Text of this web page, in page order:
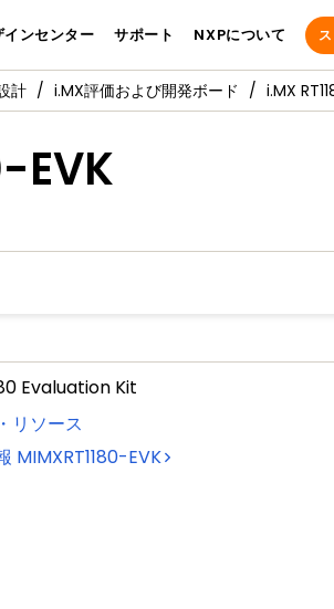
インセンター サポート NXPについて
計 i.MX評価および開発ボード i.MX
EVK
Evaluation Kit
リソース
MIMXRT1180-EVK